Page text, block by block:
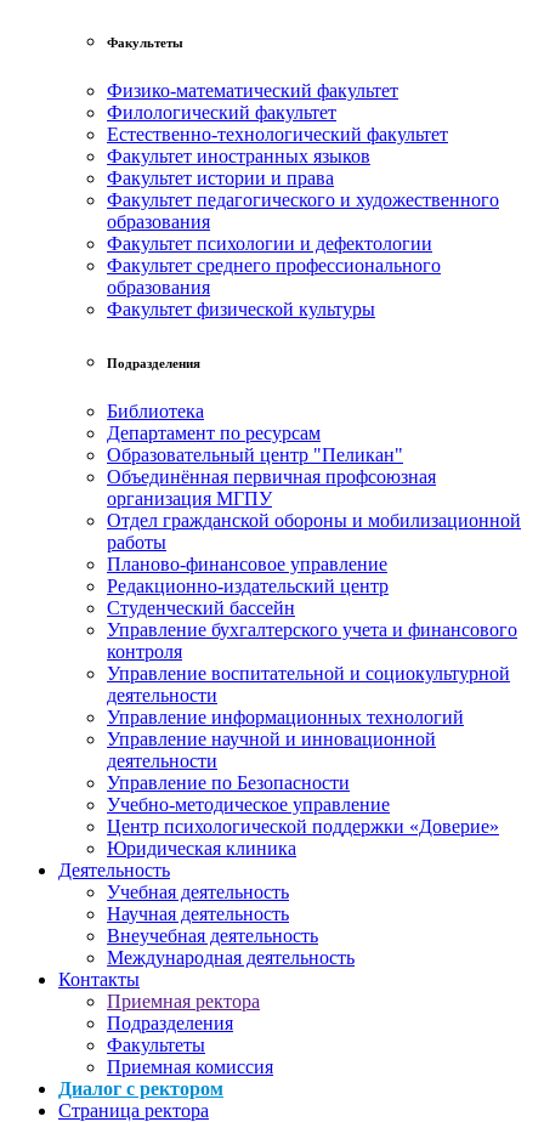
Факультеты
Физико-математический факультет
Филологический факультет
Естественно-технологический факультет
Факультет иностранных языков
Факультет истории и права
Факультет педагогического и художественного
образования
Факультет психологии и дефектологии
Факультет среднего профессионального
образования
Факультет физической культуры
Подразделения
Библиотека
Департамент по ресурсам
Образовательный центр "Пеликан"
Объединённая первичная профсоюзная
организация МГПУ
Отдел гражданской обороны и мобилизационной
работы
Планово-финансовое управление
Редакционно-издательский центр
Студенческий бассейн
Управление бухгалтерского учета и финансового
контроля
Управление воспитательной и социокультурной
деятельности
Управление информационных технологий
Управление научной и инновационной
деятельности
Управление по Безопасности
Учебно-методическое управление
Центр психологической поддержки «Доверие»
Юридическая клиника
Деятельность
Учебная деятельность
Научная деятельность
Внеучебная деятельность
Международная деятельность
Контакты
Приемная ректора
Подразделения
Факультеты
Приемная комиссия
Диалог с ректором
Страница ректора